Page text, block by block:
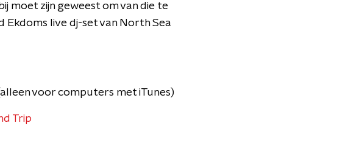
moet zijn geweest om van die te
Ekdoms live dj-set van North Sea
voor computers met iTunes)
Trip